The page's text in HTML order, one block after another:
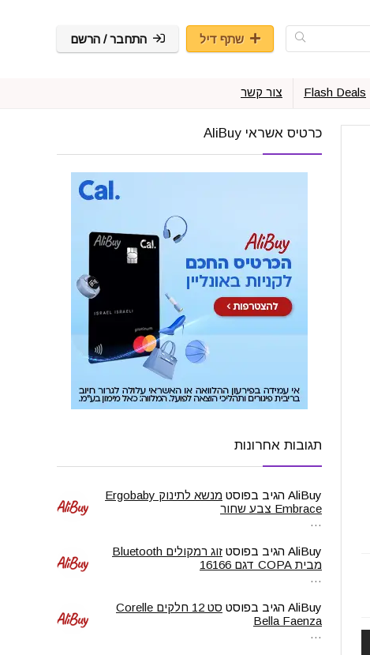
שתף דיל התחבר / הרשם
Flash Deals צור קשר
כרטיס אשראי AliBuy
תגובות אחרונות
AliBuy הגיב בפוסט
מנשא לתינוק Ergobaby
Embrace צבע שחור
…
AliBuy הגיב בפוסט
זוג רמקולים Bluetooth
מבית COPA דגם 16166
…
AliBuy הגיב בפוסט
סט 12 חלקים Corelle
Bella Faenza
…